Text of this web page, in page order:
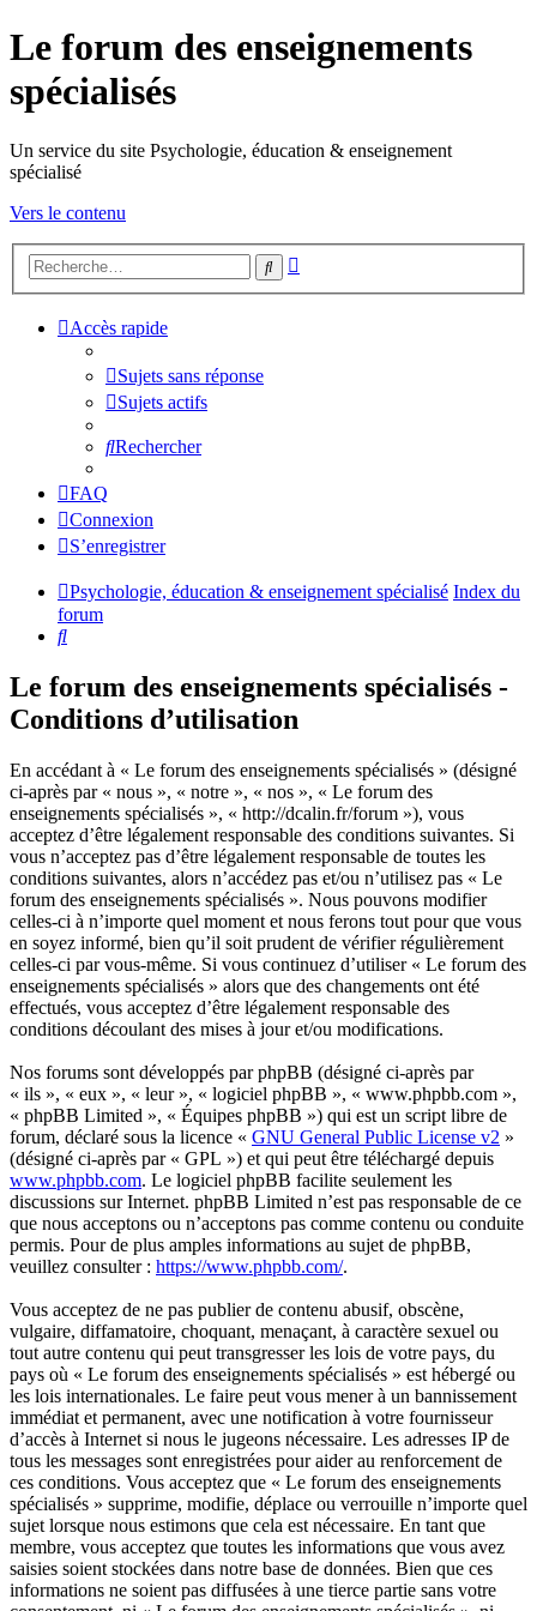
Le forum des enseignements
spécialisés
Un service du site Psychologie, éducation & enseignement
spécialisé
Vers le contenu
Rechercher
Accès rapide
Sujets sans réponse
Sujets actifs
Rechercher
FAQ
Connexion
S’enregistrer
Psychologie, éducation & enseignement spécialisé Index du
forum
Rechercher
Le forum des enseignements spécialisés -
Conditions d’utilisation
En accédant à « Le forum des enseignements spécialisés » (désigné
ci-après par « nous », « notre », « nos », « Le forum des
enseignements spécialisés », « http://dcalin.fr/forum »), vous
acceptez d’être légalement responsable des conditions suivantes. Si
vous n’acceptez pas d’être légalement responsable de toutes les
conditions suivantes, alors n’accédez pas et/ou n’utilisez pas « Le
forum des enseignements spécialisés ». Nous pouvons modifier
celles-ci à n’importe quel moment et nous ferons tout pour que vous
en soyez informé, bien qu’il soit prudent de vérifier régulièrement
celles-ci par vous-même. Si vous continuez d’utiliser « Le forum des
enseignements spécialisés » alors que des changements ont été
effectués, vous acceptez d’être légalement responsable des
conditions découlant des mises à jour et/ou modifications.
Nos forums sont développés par phpBB (désigné ci-après par
« ils », « eux », « leur », « logiciel phpBB », « www.phpbb.com »,
« phpBB Limited », « Équipes phpBB ») qui est un script libre de
forum, déclaré sous la licence « GNU General Public License v2 »
(désigné ci-après par « GPL ») et qui peut être téléchargé depuis
www.phpbb.com. Le logiciel phpBB facilite seulement les
discussions sur Internet. phpBB Limited n’est pas responsable de ce
que nous acceptons ou n’acceptons pas comme contenu ou conduite
permis. Pour de plus amples informations au sujet de phpBB,
veuillez consulter : https://www.phpbb.com/.
Vous acceptez de ne pas publier de contenu abusif, obscène,
vulgaire, diffamatoire, choquant, menaçant, à caractère sexuel ou
tout autre contenu qui peut transgresser les lois de votre pays, du
pays où « Le forum des enseignements spécialisés » est hébergé ou
les lois internationales. Le faire peut vous mener à un bannissement
immédiat et permanent, avec une notification à votre fournisseur
d’accès à Internet si nous le jugeons nécessaire. Les adresses IP de
tous les messages sont enregistrées pour aider au renforcement de
ces conditions. Vous acceptez que « Le forum des enseignements
spécialisés » supprime, modifie, déplace ou verrouille n’importe quel
sujet lorsque nous estimons que cela est nécessaire. En tant que
membre, vous acceptez que toutes les informations que vous avez
saisies soient stockées dans notre base de données. Bien que ces
informations ne soient pas diffusées à une tierce partie sans votre